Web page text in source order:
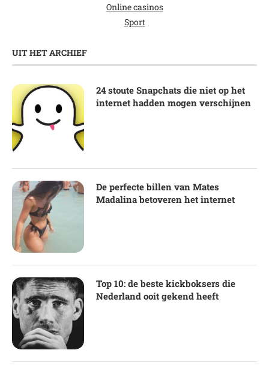
Online casinos
Sport
UIT HET ARCHIEF
24 stoute Snapchats die niet op het
internet hadden mogen verschijnen
De perfecte billen van Mates
Madalina betoveren het internet
Top 10: de beste kickboksers die
Nederland ooit gekend heeft